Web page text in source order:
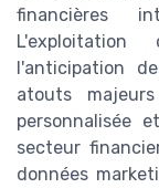
financières
l'anticipation
atouts
personnalisée
secteur
données